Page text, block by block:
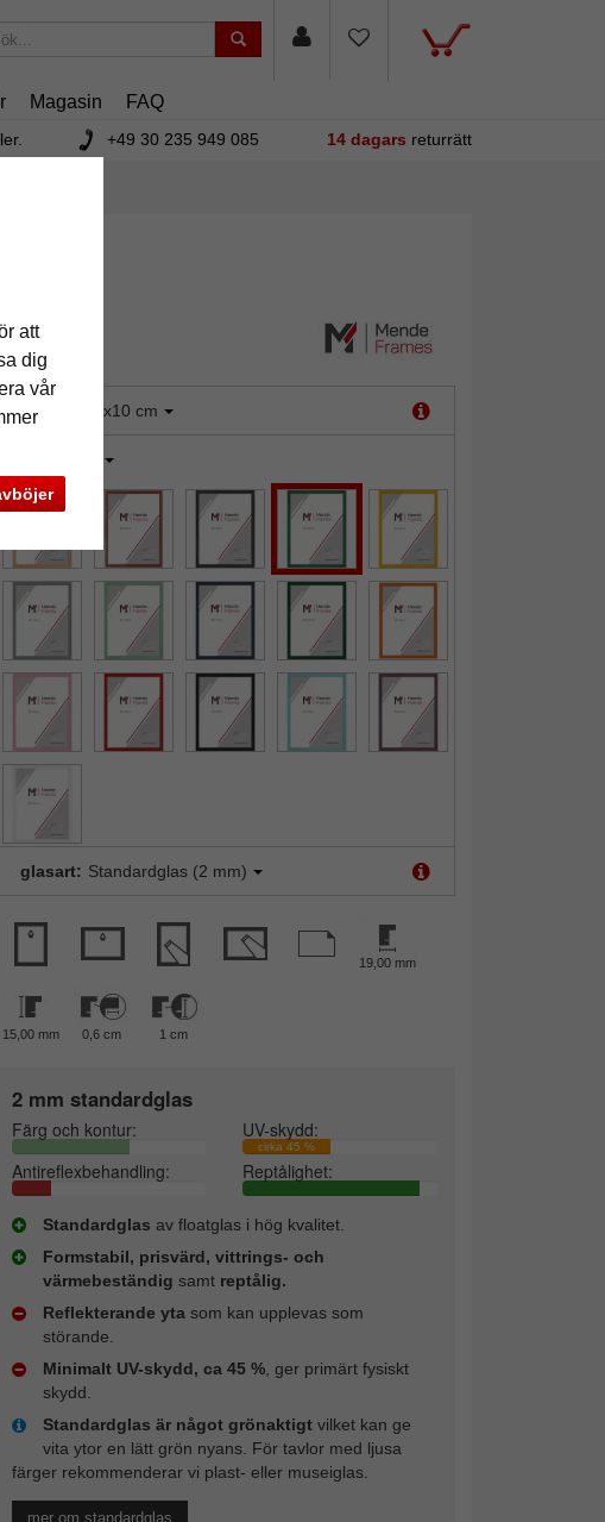
att
dig
vår
Magasin FAQ
+49 30 235 949 085 14 dagars returrätt
format: 10x10 cm
glasart: Standardglas (2 mm)
19,00 mm
15,00 mm 0,6 cm 1 cm
2 mm standardglas
Färg och kontur: UV-skydd:
cirka 45 %
Antireflexbehandling: Reptålighet:
Standardglas av floatglas i hög kvalitet.
Formstabil, prisvärd, vittrings- och
värmebeständig samt reptålig.
Reflekterande yta som kan upplevas som
störande.
Minimalt UV-skydd, ca 45 %, ger primärt fysiskt
skydd.
Standardglas är något grönaktigtvilket kan ge
vita ytor en lätt grön nyans. För tavlor med ljusa
färger rekommenderar vi plast- eller museiglas.
mer om standardglas